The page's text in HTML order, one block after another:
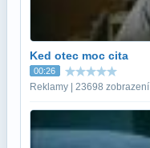
Ked otec moc cita
00:26
Reklamy | 23698 zobrazení